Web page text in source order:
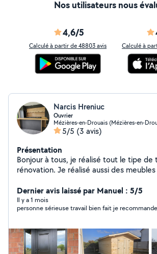
Nos utilisateurs nous
4,6/5
Calculé à partir de 48803 avis Calculé à
Narcis Hreniuc
Ouvrier
Mézières-en-Drouais (Mézières-en-
5/5 (3 avis)
Présentation
Bonjour à tous, je réalisé tout le tipe de
rénovation. Je réalisé aussi des meubles sur mesure et
véranda...etc. Devis GRATUITE et sans ENGAGEMENT.
A très vite!
Dernier avis laissé par Manuel : 5/5
Il y a 1 mois
personne sérieuse travail bien fait je recommande